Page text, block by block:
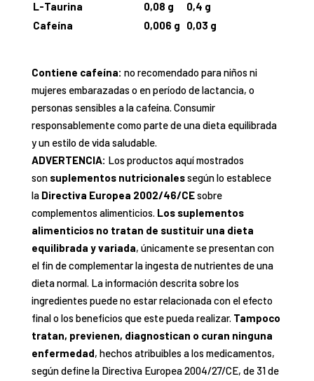
L-Taurina 0,08 g
0,4 g
Cafeína
0,006 g 0,03 g
Contiene cafeína: no recomendado para niños ni
mujeres embarazadas o en período de lactancia, o
personas sensibles a la cafeína. Consumir
responsablemente como parte de una dieta equilibrada
y un estilo de vida saludable.
ADVERTENCIA: Los productos aquí mostrados
son suplementos nutricionalessegún lo establece
la Directiva Europea 2002/46/CEsobre
complementos alimenticios. Los suplementos
alimenticios no tratan de sustituir una dieta
equilibrada y variada, únicamente se presentan con
el fin de complementar la ingesta de nutrientes de una
dieta normal. La información descrita sobre los
ingredientes puede no estar relacionada con el efecto
final o los beneficios que este pueda realizar. Tampoco
tratan, previenen, diagnostican o curan ninguna
enfermedad, hechos atribuibles a los medicamentos,
según define la Directiva Europea 2004/27/CE, de 31 de